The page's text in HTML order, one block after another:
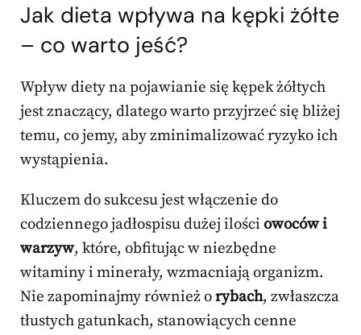
Jak dieta wpływa na kępki żółte
– co warto jeść?
Wpływ diety na pojawianie się kępek żółtych
jest znaczący, dlatego warto przyjrzeć się bliżej
temu, co jemy, aby zminimalizować ryzyko ich
wystąpienia.
Kluczem do sukcesu jest włączenie do
codziennego jadłospisu dużej ilości owoców i
warzyw, które, obfitując w niezbędne
witaminy i minerały, wzmacniają organizm.
Nie zapominajmy również orybach, zwłaszcza
tłustych gatunkach, stanowiących cenne